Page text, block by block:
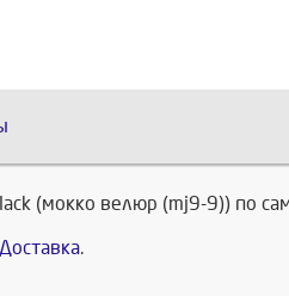
(мокко велюр (mj9-9)) по
Доставка.